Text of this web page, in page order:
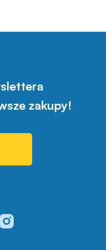
zakupy!
nasz profil w
nasz profil w